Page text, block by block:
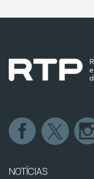
NOTÍCIAS